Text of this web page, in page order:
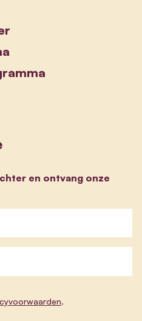
en ontvang onze
.